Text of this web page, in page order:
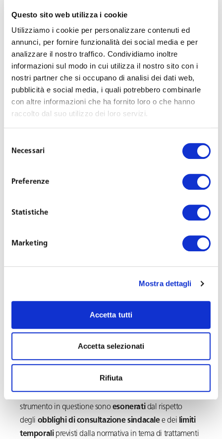
Questo sito web utilizza i cookie
Utilizziamo i cookie per personalizzare contenuti ed
annunci, per fornire funzionalità dei social media e per
analizzare il nostro traffico. Condividiamo inoltre
informazioni sul modo in cui utilizza il nostro sito con i
nostri partner che si occupano di analisi dei dati web,
pubblicità e social media, i quali potrebbero combinarle
con altre informazioni che ha fornito loro o che hanno
raccolto dal suo utilizzo dei loro servizi.
delNecessari
Preferenze
Statistiche
Marketing
Mostra dettagli
Accetta tutti
Accetta selezionati
Rifiuta
subordinati
È introdotta una nuova misuraad hocdi sostegno al
reddito per i lavoratori del settore privato che, a causa
dell’alluvione, non abbiano potuto prestare la propria
attività lavorativa.
a favore dei lavoratori:
ovvero dipendenti di un’impresa che abbia la
l’attività lavorativa.
Il trattamento è riconosciuto
residenti o domiciliati nei medesimi territori che
siano, invece, impossibilitati
comunicazione, l’inagibilità dell’abitazione o le
condizioni di salute dei propri familiari). Il sussidio
è erogato per un periodo massimo di 15 giorni.
I datori di lavoro che presentino domanda per lo
strumento in questione sonoesoneratidal rispetto
degli obblighi di consultazione sindacalee dei limiti
temporaliprevisti dalla normativa in tema di trattamenti